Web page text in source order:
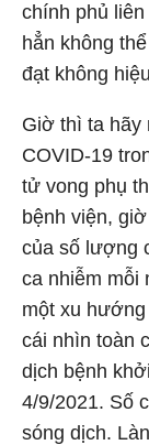
chính phủ
hẳn không
đạt không
Giờ thì ta hãy
COVID-19
tử vong phụ
bệnh viện,
của số lượng
ca nhiễm mỗi
một xu
cái nhìn toàn
dịch bệnh
4/9/2021. Số
sóng dịch.